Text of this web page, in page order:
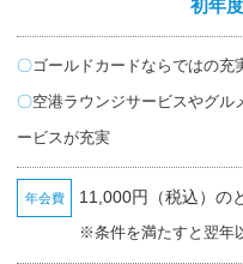
初年
ゴールドカードならではの充
空港ラウンジサービスやグル
ービスが充実
年会費 11,000円（税込）の
※条件を満たすと翌年